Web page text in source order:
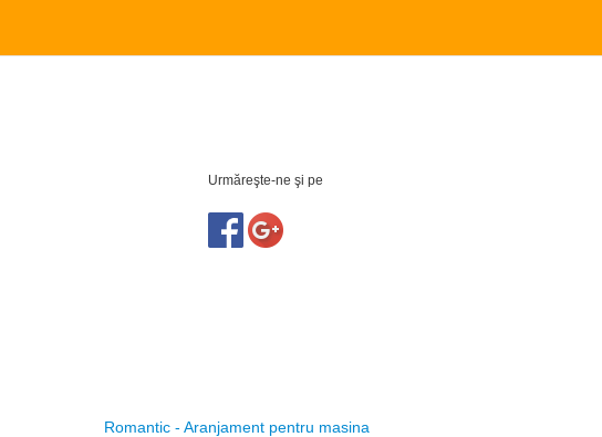
Urmăreşte-ne şi pe
Romantic - Aranjament pentru masina